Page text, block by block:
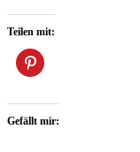
Teilen mit:
Gefällt mir: